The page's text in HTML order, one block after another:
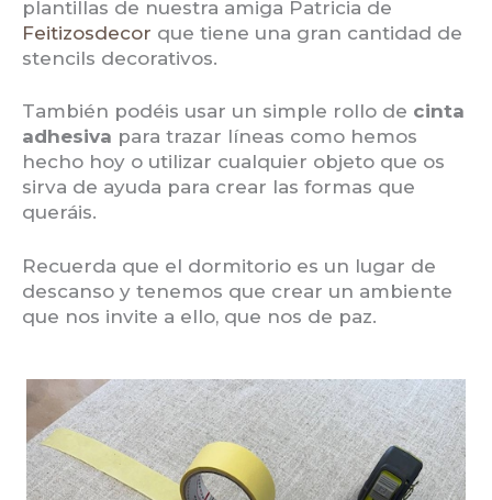
plantillas de nuestra amiga Patricia de
Feitizosdecor que tiene una gran cantidad de
stencils decorativos.
También podéis usar un simple rollo de cinta
adhesiva para trazar líneas como hemos
hecho hoy o utilizar cualquier objeto que os
sirva de ayuda para crear las formas que
queráis.
Recuerda que el dormitorio es un lugar de
descanso y tenemos que crear un ambiente
que nos invite a ello, que nos de paz.